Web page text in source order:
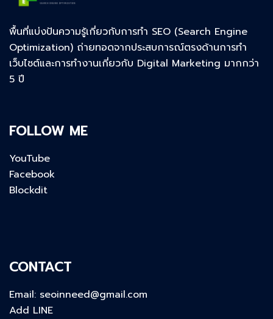
พื้นที่แบ่งปันความรู้เกี่ยวกับการทำ SEO (Search Engine
Optimization) ถ่ายทอดจากประสบการณ์ตรงด้านการทำ
เว็บไซต์และการทำงานเกี่ยวกับ Digital Marketing มากกว่า
5 ปี
FOLLOW ME
YouTube
Facebook
Blockdit
CONTACT
Email: seoinneed@gmail.com
Add LINE